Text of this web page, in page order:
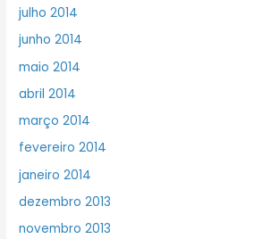
julho 2014
junho 2014
maio 2014
abril 2014
março 2014
fevereiro 2014
janeiro 2014
dezembro 2013
novembro 2013